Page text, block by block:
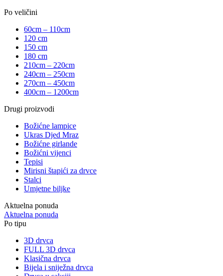
Po veličini
60cm – 110cm
120 cm
150 cm
180 cm
210cm – 220cm
240cm – 250cm
270cm – 450cm
400cm – 1200cm
Drugi proizvodi
Božićne lampice
Ukras Djed Mraz
Božićne girlande
Božićni vijenci
Tepisi
Mirisni štapići za drvce
Stalci
Umjetne biljke
Aktuelna ponuda
Aktuelna ponuda
Po tipu
3D drvca
FULL 3D drvca
Klasična drvca
Bijela i sniježna drvca